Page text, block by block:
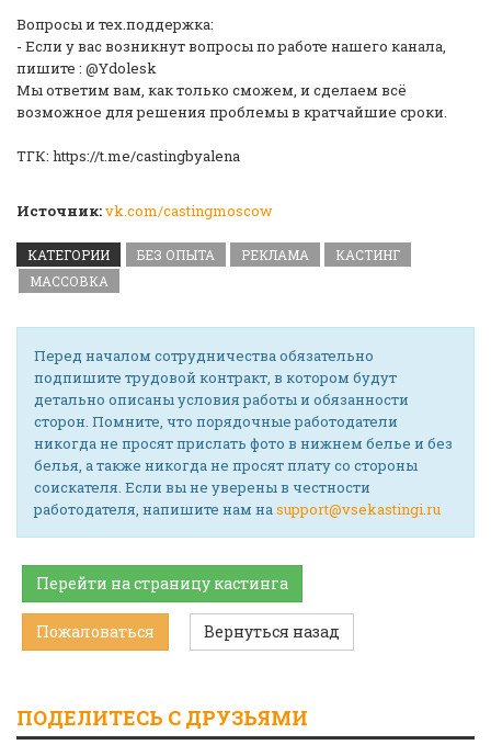
Вопросы и тех.поддержка:
- Если у вас возникнут вопросы по работе нашего канала,
пишите : @Ydolesk
Мы ответим вам, как только сможем, и сделаем всё
возможное для решения проблемы в кратчайшие сроки.
ТГК: https://t.me/castingbyalena
Источник:vk.com/castingmoscow
КАТЕГОРИИ БЕЗ ОПЫТА РЕКЛАМА
КАСТИНГ
МАССОВКА
Перед началом сотрудничества обязательно
подпишите трудовой контракт, в котором будут
детально описаны условия работы и обязанности
сторон. Помните, что порядочные работодатели
никогда не просят прислать фото в нижнем белье и без
белья, а также никогда не просят плату со стороны
соискателя. Если вы не уверены в честности
работодателя, напишите нам наsupport@vsekastingi.ru
Перейти на страницу кастинга
Пожаловаться Вернуться назад
ПОДЕЛИТЕСЬ С ДРУЗЬЯМИ